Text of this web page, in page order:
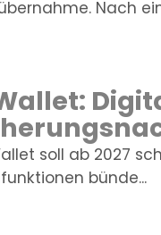
Nach
soll ab 2027
bünde...